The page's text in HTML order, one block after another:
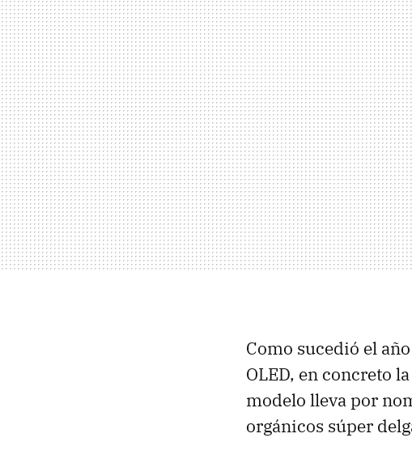
Como sucedió el
OLED, en concreto
modelo lleva por
orgánicos súper